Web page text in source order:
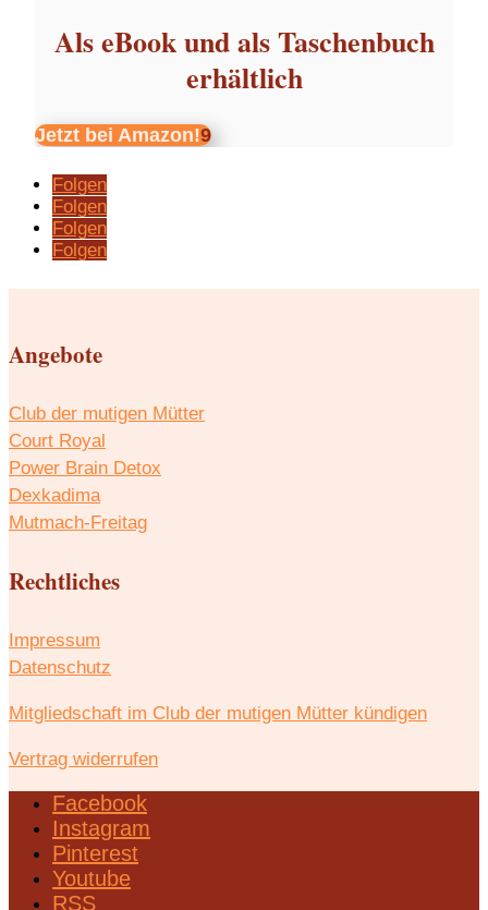
Als eBook und als Taschenbuch
erhältlich
Jetzt bei Amazon!
Folgen
Folgen
Folgen
Folgen
Angebote
Club der mutigen Mütter
Court Royal
Power Brain Detox
Dexkadima
Mutmach-Freitag
Rechtliches
Impressum
Datenschutz
Mitgliedschaft im Club der mutigen Mütter kündigen
Vertrag widerrufen
Facebook
Instagram
Pinterest
Youtube
RSS